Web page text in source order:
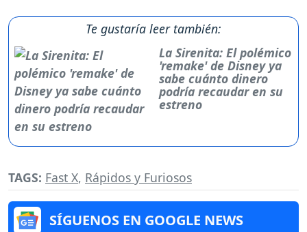
Te gustaría leer también:
La Sirenita: El polémico
'remake' de Disney ya
sabe cuánto dinero
podría recaudar en su
estreno
TAGS: Fast X, Rápidos y Furiosos
SÍGUENOS EN GOOGLE NEWS